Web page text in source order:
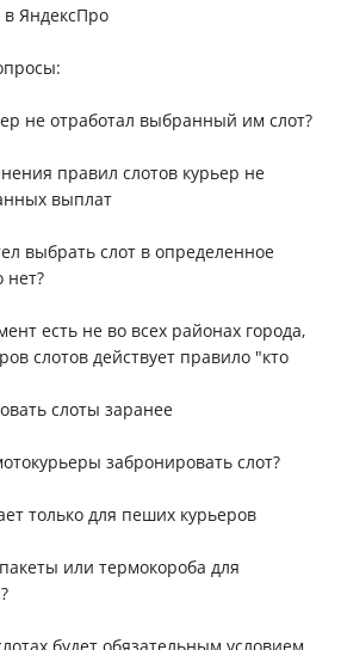
в ЯндексПро
не отработал выбранный им слот?
правил слотов курьер не
выплат
выбрать слот в определенное
нет?
есть не во всех районах города,
слотов действует правило "кто
слоты заранее
забронировать слот?
только для пеших курьеров
или термокороба для